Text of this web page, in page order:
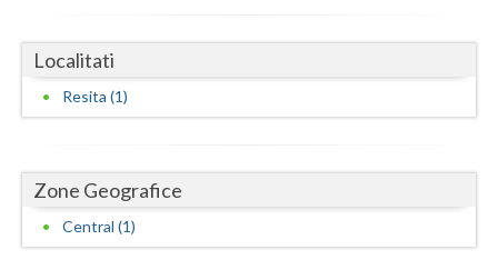
Iasi
Ilfov
Mehedinti
Aviz psihologic pentru obtinere permis portarma... (1)
Aviz psihologic pentru ocuparea functiilor publ... (1)
Avize psihologice necesare la angajare si menti... (1)
Consiliere psihologica (1)
Localitati
Resita (1)
Zone Geografice
Central (1)